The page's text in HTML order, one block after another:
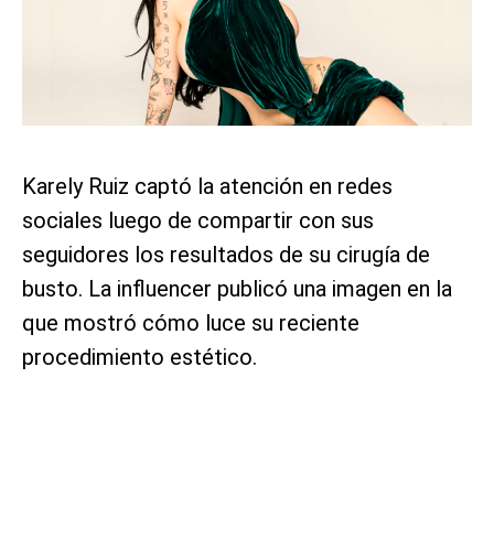
Karely Ruiz captó la atención en redes
sociales luego de compartir con sus
seguidores los resultados de su cirugía de
busto. La influencer publicó una imagen en la
que mostró cómo luce su reciente
procedimiento estético.